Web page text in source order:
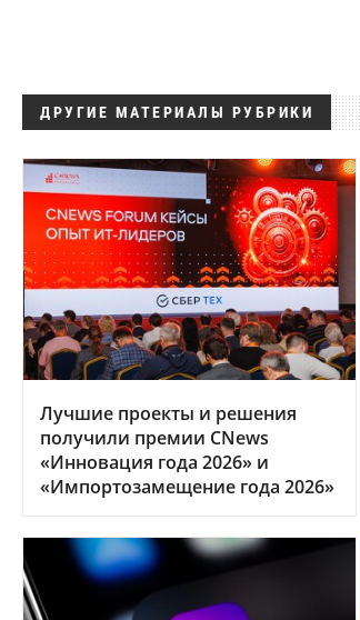
ДРУГИЕ МАТЕРИАЛЫ РУБРИКИ
Лучшие проекты и решения
получили премии CNews
«Инновация года 2026» и
«Импортозамещение года 2026»